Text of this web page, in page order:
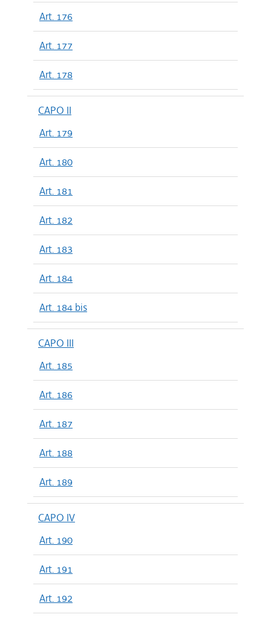
Art. 176
Art. 177
Art. 178
CAPO II
Art. 179
Art. 180
Art. 181
Art. 182
Art. 183
Art. 184
Art. 184 bis
CAPO III
Art. 185
Art. 186
Art. 187
Art. 188
Art. 189
CAPO IV
Art. 190
Art. 191
Art. 192